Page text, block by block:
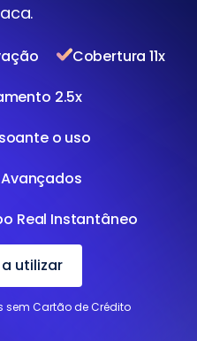
Cobertura 11x
2.5x
o uso
Real Instantâneo
utilizar
sem Cartão de Crédito